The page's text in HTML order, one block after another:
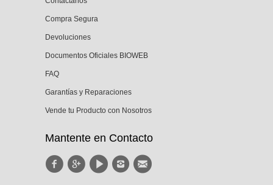
Compra Segura
Devoluciones
Documentos Oficiales BIOWEB
FAQ
Garantías y Reparaciones
Vende tu Producto con Nosotros
Mantente en Contacto